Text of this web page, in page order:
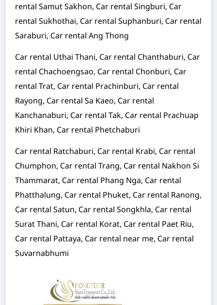
rental Samut Sakhon, Car rental Singburi, Car
rental Sukhothai, Car rental Suphanburi, Car rental
Saraburi, Car rental Ang Thong
Car rental Uthai Thani, Car rental Chanthaburi, Car
rental Chachoengsao, Car rental Chonburi, Car
rental Trat, Car rental Prachinburi, Car rental
Rayong, Car rental Sa Kaeo, Car rental
Kanchanaburi, Car rental Tak, Car rental Prachuap
Khiri Khan, Car rental Phetchaburi
Car rental Ratchaburi, Car rental Krabi, Car rental
Chumphon, Car rental Trang, Car rental Nakhon Si
Thammarat, Car rental Phang Nga, Car rental
Phatthalung, Car rental Phuket, Car rental Ranong,
Car rental Satun, Car rental Songkhla, Car rental
Surat Thani, Car rental Korat, Car rental Paet Riu,
Car rental Pattaya, Car rental near me, Car rental
Suvarnabhumi